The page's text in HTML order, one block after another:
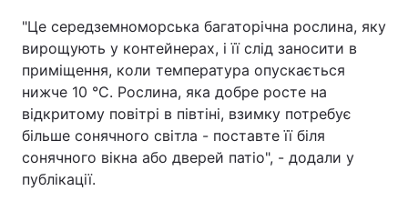
"Це середземноморська багаторічна рослина, яку
вирощують у контейнерах, і її слід заносити в
приміщення, коли температура опускається
нижче 10 °C. Рослина, яка добре росте на
відкритому повітрі в півтіні, взимку потребує
більше сонячного світла - поставте її біля
сонячного вікна або дверей патіо", - додали у
публікації.